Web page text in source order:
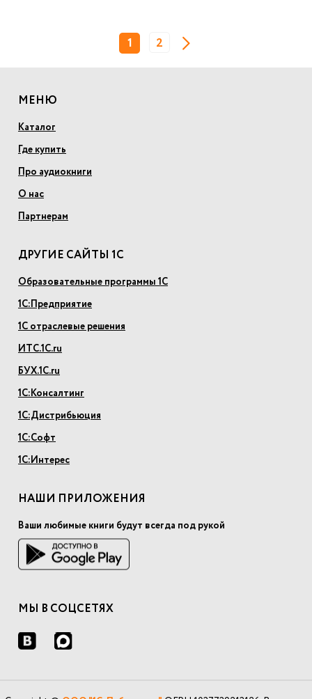
1 2
МЕНЮ
Каталог
Где купить
Про аудиокниги
О нас
Партнерам
ДРУГИЕ САЙТЫ 1С
Образовательные программы 1С
1С:Предприятие
1С отраслевые решения
ИТС.1С.ru
БУХ.1С.ru
1С:Консалтинг
1С:Дистрибьюция
1С:Софт
1С:Интерес
НАШИ ПРИЛОЖЕНИЯ
Ваши любимые книги будут всегда под рукой
МЫ В СОЦСЕТЯХ